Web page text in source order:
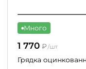
Много
1 770 ₽/шт
Грядка